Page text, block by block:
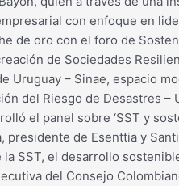
con enfoque en
de oro con el foro de
de Sociedades
– Sinae, espacio
del Riesgo de Desastres –
el panel sobre ‘SST y
de Esenttia y
SST, el desarrollo
del Consejo